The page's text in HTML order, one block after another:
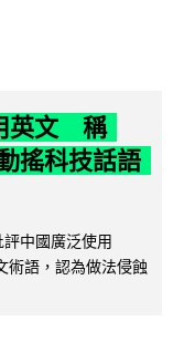
英文 稱
搖科技話語
中國廣泛使用
術語，認為做法侵蝕